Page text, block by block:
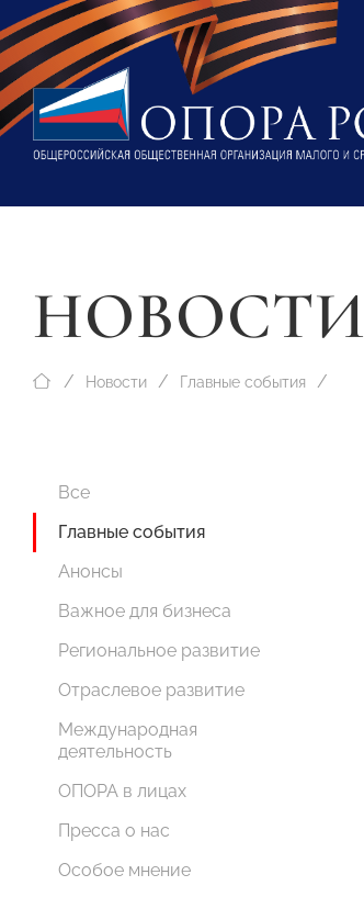
НОВОСТИ
Новости Главные события
Все
Главные события
Анонсы
Важное для бизнеса
Региональное развитие
Отраслевое развитие
Международная
деятельность
ОПОРА в лицах
Пресса о нас
Особое мнение